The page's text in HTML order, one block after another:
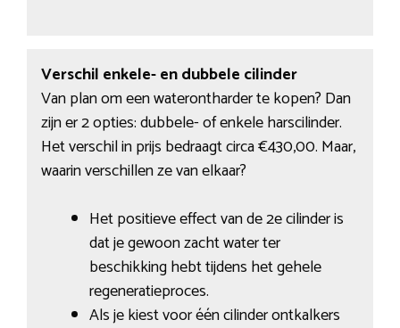
Verschil enkele- en dubbele cilinder
Van plan om een waterontharder te kopen? Dan
zijn er 2 opties: dubbele- of enkele harscilinder.
Het verschil in prijs bedraagt circa €430,00. Maar,
waarin verschillen ze van elkaar?
Het positieve effect van de 2e cilinder is
dat je gewoon zacht water ter
beschikking hebt tijdens het gehele
regeneratieproces.
Als je kiest voor één cilinder ontkalkers